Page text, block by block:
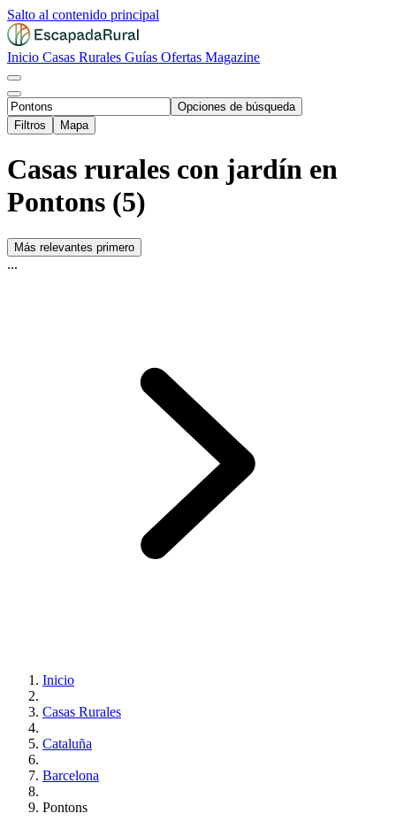
Salto al contenido principal
Inicio Casas Rurales Guías Ofertas Magazine
Opciones de búsqueda
Filtros
Mapa
Casas rurales con jardín en
Pontons (5)
Más relevantes primero
...
Inicio
Casas Rurales
Cataluña
Barcelona
Pontons